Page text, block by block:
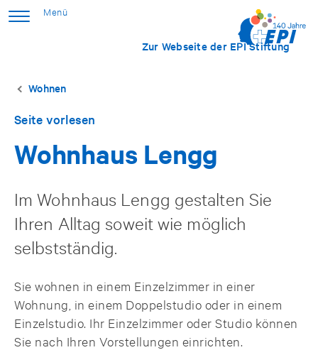
Zur Webseite der EPI Stiftung
Wohnen
Seite vorlesen
Wohnhaus Lengg
Im Wohnhaus Lengg gestalten Sie
Ihren Alltag soweit wie möglich
selbstständig.
Sie wohnen in einem Einzelzimmer in einer
Wohnung, in einem Doppelstudio oder in einem
Einzelstudio. Ihr Einzelzimmer oder Studio können
Sie nach Ihren Vorstellungen einrichten.